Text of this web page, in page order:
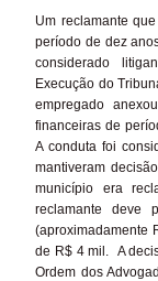
Um reclamante
período de dez
considerado
Execução do
empregado
financeiras de
A conduta foi
mantiveram
município era
reclamante deve
(aproximadamente
de R$ 4 mil. A
Ordem dos